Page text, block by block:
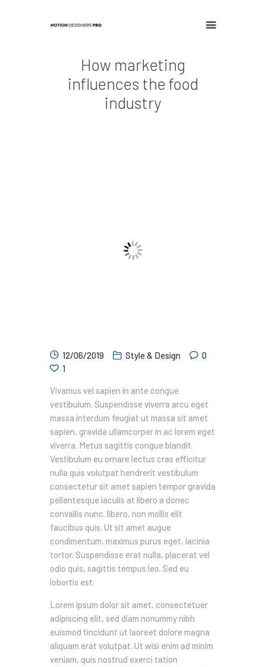
How marketing
influences the food
industry
12/06/2019 Style & Design
0
1
Vivamus vel sapien in ante congue
vestibulum. Suspendisse viverra arcu eget
massa interdum feugiat ut massa sit amet
sapien, gravida ullamcorper in ac lorem eget
viverra. Metus sagittis congue blandit.
Vestibulum eu ornare lectus cras efficitur
nulla quis volutpat hendrerit vestibulum
consectetur sit amet sapien tempor gravida
pellentesque iaculis at libero a donec
convallis nunc. libero, non mollis elit
faucibus quis. Ut sit amet augue
condimentum, maximus purus eget, lacinia
tortor. Suspendisse erat nulla, placerat vel
odio quis, sagittis tempus leo. Sed eu
lobortis est.
Lorem ipsum dolor sit amet, consectetuer
adipiscing elit, sed diam nonummy nibh
euismod tincidunt ut laoreet dolore magna
aliquam erat volutpat. Ut wisi enim ad minim
veniam, quis nostrud exerci tation